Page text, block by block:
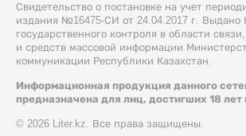
Свидетельство о постановке на учет
издания №16475-СИ от 24.04.2017 г. Выдано
государственного контроля в области
и средств массовой информации
коммуникации Республики Казахстан.
Информационная продукция данного
предназначена для лиц, достигших 18 лет
© 2026 Liter.kz. Все права защищены.